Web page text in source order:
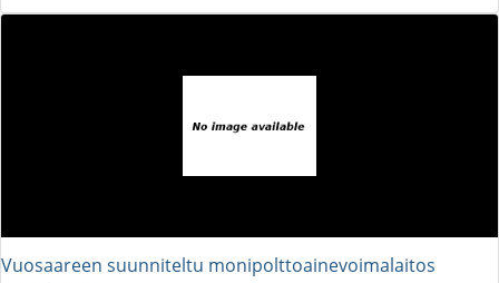
Vuosaareen suunniteltu monipolttoainevoimalaitos